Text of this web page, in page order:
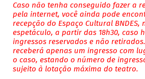
Caso não tenha conseguido fazer a
pela internet, você ainda pode
recepção do Espaço Cultural BNDES,
espetáculo, a partir das 18h30, caso
ingressos reservados e não
receberá apenas um ingresso com
o caso, estando o número de
sujeito à lotação máxima do teatro.